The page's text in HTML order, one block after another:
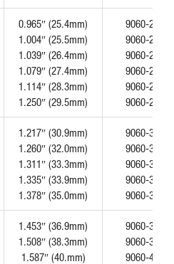
0.965″ (25.4mm)
1.004″ (25.5mm)
1.039″ (26.4mm)
1.079″ (27.4mm)
1.114″ (28.3mm)
1.250″ (29.5mm)
9060-245
9060-255
9060-264
9060-274
9060-283
9060-295
1.217″ (30.9mm)
1.260″ (32.0mm)
1.311″ (33.3mm)
1.335″ (33.9mm)
1.378″ (35.0mm)
9060-309
9060-320
9060-333
9060-339
9060-350
1.453″ (36.9mm)
1.508″ (38.3mm)
1.587″ (40.mm)
9060-369
9060-383
9060-403